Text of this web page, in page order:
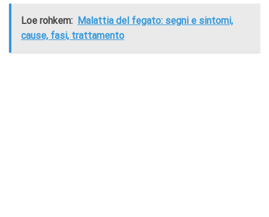
Loe rohkem: Malattia del fegato: segni e sintomi,
cause, fasi, trattamento